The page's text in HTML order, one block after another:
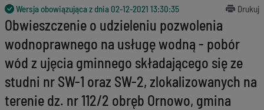
Wersja obowiązująca z dnia02-12-2021 13:30:35 Drukuj
Obwieszczenie o udzieleniu pozwolenia
wodnoprawnego na usługę wodną - pobór
wód z ujęcia gminnego składającego się ze
studni nr SW-1 oraz SW-2, zlokalizowanych na
terenie dz. nr 112/2 obręb Ornowo, gmina